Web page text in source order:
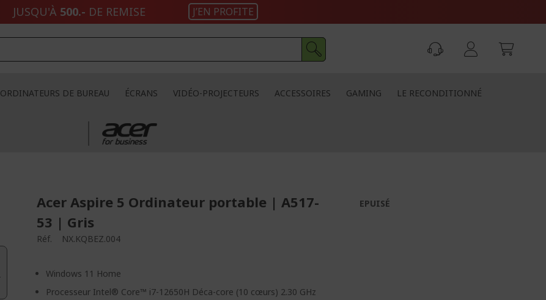
JUSQU'À 500.- DE REMISE J’EN PROFITE
ORDINATEURS DE BUREAU ÉCRANS VIDÉO-PROJECTEURS ACCESSOIRES GAMING LE RECONDITIONNÉ
Acer Aspire 5 Ordinateur portable | A517-
53 | Gris
Réf. NX.KQBEZ.004
Windows 11 Home
Processeur Intel® Core™ i7-12650H Déca-core (10 cœurs) 2.30 GHz
EPUISÉ